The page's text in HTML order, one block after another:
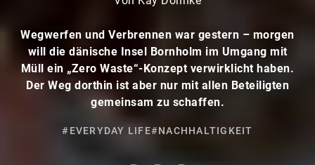
Wegwerfen und Verbrennen war gestern – morgen
will die dänische Insel Bornholm im Umgang mit
Müll ein „Zero Waste“-Konzept verwirklicht haben.
Der Weg dorthin ist aber nur mit allen Beteiligten
gemeinsam zu schaffen.
#EVERYDAY LIFE#NACHHALTIGKEIT